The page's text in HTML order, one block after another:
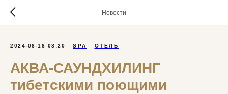
Новости
2024-08-18 08:20 SPA ОТЕЛЬ
АКВА-САУНДХИЛИНГ
тибетскими поющими